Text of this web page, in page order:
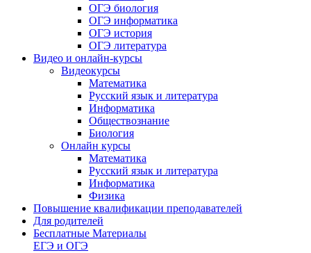
ОГЭ биология
ОГЭ информатика
ОГЭ история
ОГЭ литература
Видео и онлайн-курсы
Видеокурсы
Математика
Русский язык и литература
Информатика
Обществознание
Биология
Онлайн курсы
Математика
Русский язык и литература
Информатика
Физика
Повышение квалификации преподавателей
Для родителей
Бесплатные Материалы
ЕГЭ и ОГЭ